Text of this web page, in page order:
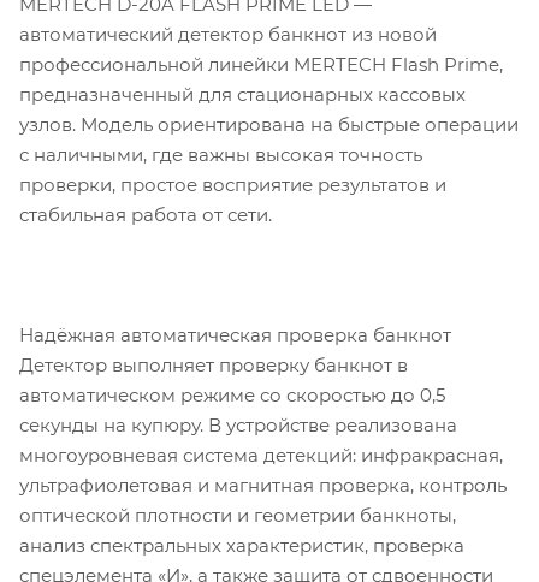
автоматический детектор банкнот из новой
профессиональной линейки MERTECH Flash Prime,
предназначенный для стационарных кассовых
узлов. Модель ориентирована на быстрые операции
с наличными, где важны высокая точность
проверки, простое восприятие результатов и
стабильная работа от сети.
Надёжная автоматическая проверка банкнот
Детектор выполняет проверку банкнот в
автоматическом режиме со скоростью до 0,5
секунды на купюру. В устройстве реализована
многоуровневая система детекций: инфракрасная,
ультрафиолетовая и магнитная проверка, контроль
оптической плотности и геометрии банкноты,
анализ спектральных характеристик, проверка
спецэлемента «И», а также защита от сдвоенности